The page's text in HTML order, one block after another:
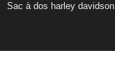
Sac à dos harley davidson